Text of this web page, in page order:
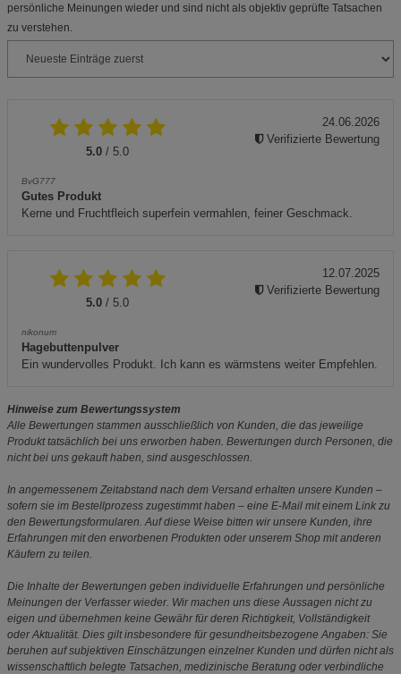
persönliche Meinungen wieder und sind nicht als objektiv geprüfte Tatsachen
zu verstehen.
5.0 / 5.0
BvG777
Gutes Produkt
Kerne und Fruchtfleich superfein vermahlen, feiner Geschmack.
24.06.2026
Verifizierte Bewertung
5.0 / 5.0
nikonum
Hagebuttenpulver
Ein wundervolles Produkt. Ich kann es wärmstens weiter Empfehlen.
12.07.2025
Verifizierte Bewertung
Hinweise zum Bewertungssystem
Alle Bewertungen stammen ausschließlich von Kunden, die das jeweilige
Produkt tatsächlich bei uns erworben haben. Bewertungen durch Personen, die
nicht bei uns gekauft haben, sind ausgeschlossen.
In angemessenem Zeitabstand nach dem Versand erhalten unsere Kunden –
sofern sie im Bestellprozess zugestimmt haben – eine E-Mail mit einem Link zu
den Bewertungsformularen. Auf diese Weise bitten wir unsere Kunden, ihre
Erfahrungen mit den erworbenen Produkten oder unserem Shop mit anderen
Käufern zu teilen.
Die Inhalte der Bewertungen geben individuelle Erfahrungen und persönliche
Meinungen der Verfasser wieder. Wir machen uns diese Aussagen nicht zu
eigen und übernehmen keine Gewähr für deren Richtigkeit, Vollständigkeit
oder Aktualität. Dies gilt insbesondere für gesundheitsbezogene Angaben: Sie
beruhen auf subjektiven Einschätzungen einzelner Kunden und dürfen nicht als
wissenschaftlich belegte Tatsachen, medizinische Beratung oder verbindliche